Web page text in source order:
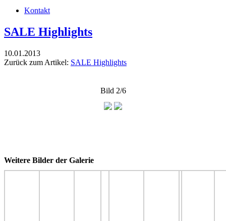
Kontakt
SALE Highlights
10.01.2013
Zurück zum Artikel: SALE Highlights
Bild 2/6
Weitere Bilder der Galerie